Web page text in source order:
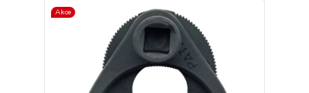
Akce